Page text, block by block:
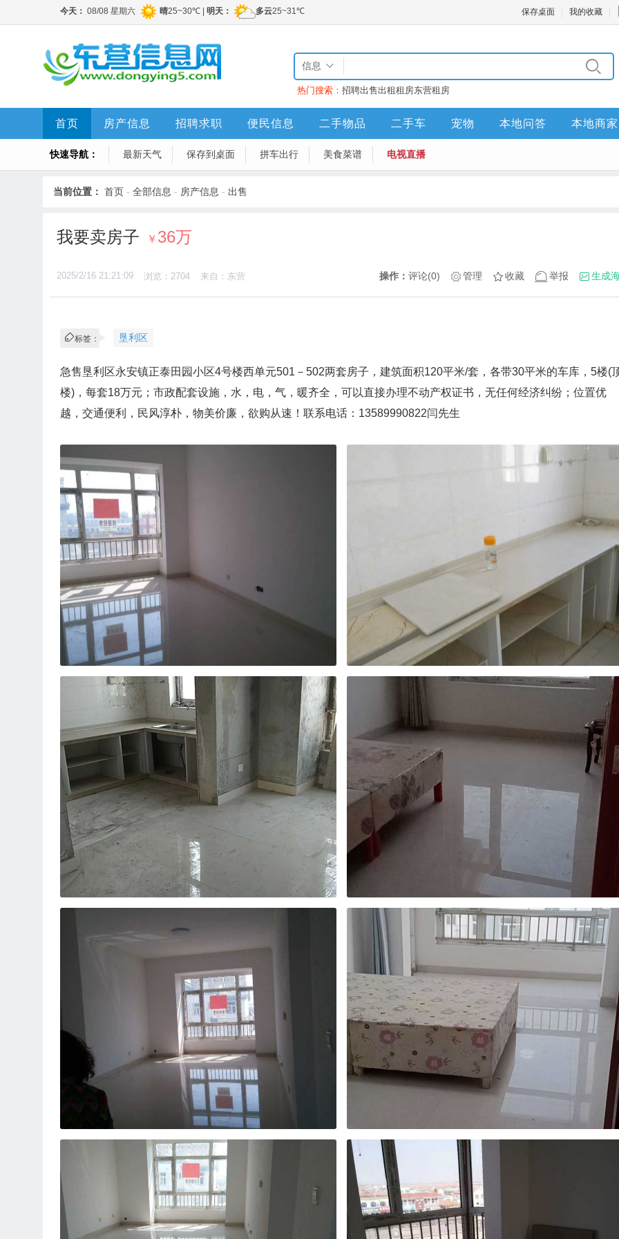
保存桌面 我的收藏
信息
热门搜索： 招聘出售出租租房东营租房
首页 房产信息 招聘求职 便民信息 二手物品 二手车 宠物 本地问答 本地商家
快速导航： 最新天气 保存到桌面 拼车出行 美食菜谱 电视直播
当前位置： 首页 - 全部信息 - 房产信息 - 出售
我要卖房子 ￥ 36万
2025/2/16 21:21:09 浏览：2704 来自：东营 操作： 评论(0) 管理 收藏 举报 生成
标签： 垦利区
急售垦利区永安镇正泰田园小区4号楼西单元501－502两套房子，建筑面积120平米/套，各带30平米的车库，5楼(
楼)，每套18万元；市政配套设施，水，电，气，暖齐全，可以直接办理不动产权证书，无任何经济纠纷；位置优
越，交通便利，民风淳朴，物美价廉，欲购从速！联系电话：13589990822闫先生